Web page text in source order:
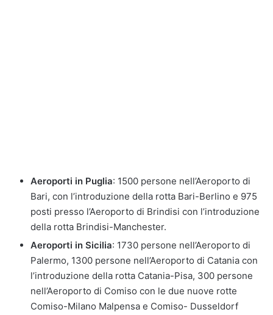
Aeroporti in Puglia: 1500 persone nell’Aeroporto di
Bari, con l’introduzione della rotta Bari-Berlino e 975
posti presso l’Aeroporto di Brindisi con l’introduzione
della rotta Brindisi-Manchester.
Aeroporti in Sicilia: 1730 persone nell’Aeroporto di
Palermo, 1300 persone nell’Aeroporto di Catania con
l’introduzione della rotta Catania-Pisa, 300 persone
nell’Aeroporto di Comiso con le due nuove rotte
Comiso-Milano Malpensa e Comiso- Dusseldorf